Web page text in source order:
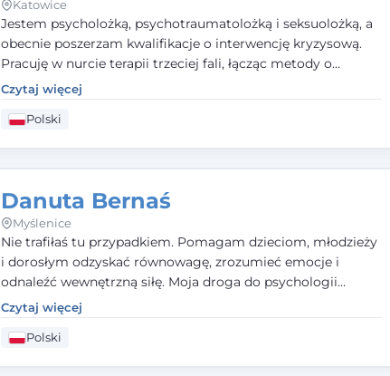
Katowice
Jestem psycholożką, psychotraumatolożką i seksuolożką, a
obecnie poszerzam kwalifikacje o interwencję kryzysową.
Pracuję w nurcie terapii trzeciej fali, łącząc metody o
potwierdzonej skuteczności. Towarzyszę młodzieży,
dorosłym i parom w radzeniu sobie z bolesnymi
doświadczeniami tak, by mogli żyć pełniej.
Czytaj więcej
Polski
Danuta Bernaś
Myślenice
Nie trafiłaś tu przypadkiem. Pomagam dzieciom, młodzieży
i dorosłym odzyskać równowagę, zrozumieć emocje i
odnaleźć wewnętrzną siłę. Moja droga do psychologii
zaczęła się od życia - pełnego wyzwań, które nauczyły mnie
uważności, empatii i pokory. Dziś łączę doświadczenie
nauczycielki, psychologa, psychoterapeuty i seksuologa
Czytaj więcej
Polski